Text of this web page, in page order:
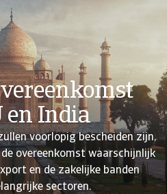
en India
voorlopig bescheiden zijn,
overeenkomst waarschijnlijk
en de zakelijke banden
sectoren.